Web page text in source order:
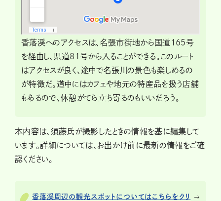
香落渓へのアクセスは、名張市街地から国道165号
を経由し、県道81号から入ることができる。このルート
はアクセスが良く、途中で名張川の景色も楽しめるの
が特徴だ。道中にはカフェや地元の特産品を扱う店舗
もあるので、休憩がてら立ち寄るのもいいだろう。
本内容は、須藤氏が撮影したときの情報を基に編集して
います。詳細については、お出かけ前に最新の情報をご確
認ください。
香落渓周辺の観光スポットについてはこちらをクリ